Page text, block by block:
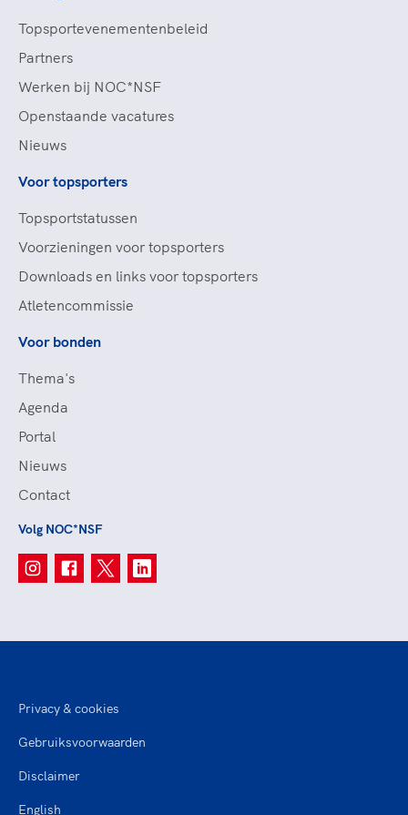
Topsportevenementenbeleid
Partners
Werken bij NOC*NSF
Openstaande vacatures
Nieuws
Voor topsporters
Topsportstatussen
Voorzieningen voor topsporters
Downloads en links voor topsporters
Atletencommissie
Voor bonden
Thema's
Agenda
Portal
Nieuws
Contact
Volg NOC*NSF
Privacy & cookies
Gebruiksvoorwaarden
Disclaimer
English